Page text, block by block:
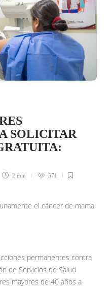
SOLICITAR
2 min 571
el cáncer de mama
permanentes contra
de Servicios de Salud
mayores de 40 años a